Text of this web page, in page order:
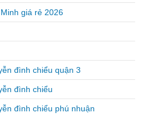
giá rẻ 2026
đình chiểu quận 3
đình chiểu
đình chiểu phú nhuận